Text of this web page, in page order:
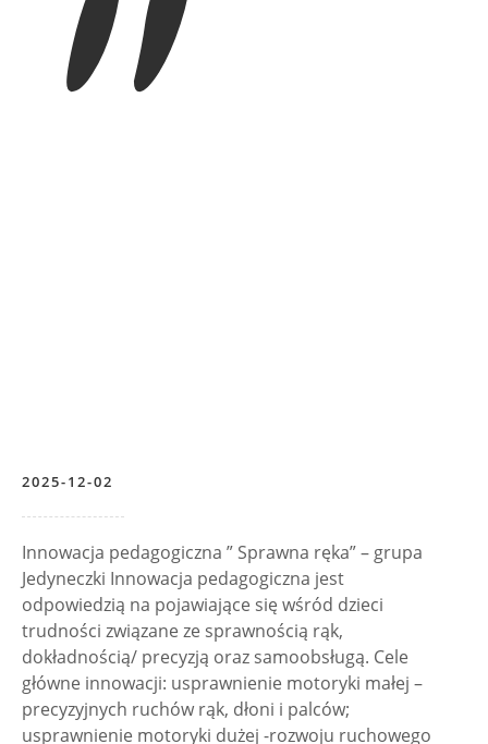
”
2025-12-02
Innowacja pedagogiczna ” Sprawna ręka” – grupa
Jedyneczki Innowacja pedagogiczna jest
odpowiedzią na pojawiające się wśród dzieci
trudności związane ze sprawnością rąk,
dokładnością/ precyzją oraz samoobsługą. Cele
główne innowacji: usprawnienie motoryki małej –
precyzyjnych ruchów rąk, dłoni i palców;
usprawnienie motoryki dużej -rozwoju ruchowego